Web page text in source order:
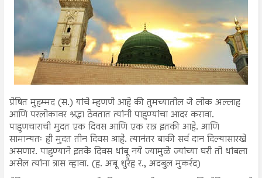
प्रेषित मुहम्मद (स.) यांचे म्हणणे आहे की तुमच्यातील जे लोक अल्लाह
आणि परलोकावर श्रद्धा ठेवतात त्यांनी पाहुण्यांचा आदर करावा.
पाहुणचाराची मुदत एक दिवस आणि एक रात्र इतकी आहे. आणि
सामान्यतः ही मुदत तीन दिवस आहे. त्यानंतर बाकी सर्व दान दिल्यासारखे
असणार. पाहुण्याने इतके दिवस थांबू नये ज्यामुळे ज्यांच्या घरी तो थांबला
असेल त्यांना त्रास व्हावा. (ह. अबू शुरैह र., अदबुल मुकर्रद)